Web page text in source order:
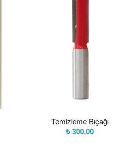
Temizleme Bıçağı
₺ 300,00